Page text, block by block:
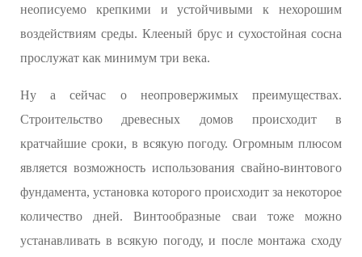
неописуемо крепкими и устойчивыми к нехорошим
воздействиям среды. Клееный брус и сухостойная сосна
прослужат как минимум три века.
Ну а сейчас о неопровержимых преимуществах.
Строительство древесных домов происходит в
кратчайшие сроки, в всякую погоду. Огромным плюсом
является возможность использования свайно-винтового
фундамента, установка которого происходит за некоторое
количество дней. Винтообразные сваи тоже можно
устанавливать в всякую погоду, и после монтажа сходу